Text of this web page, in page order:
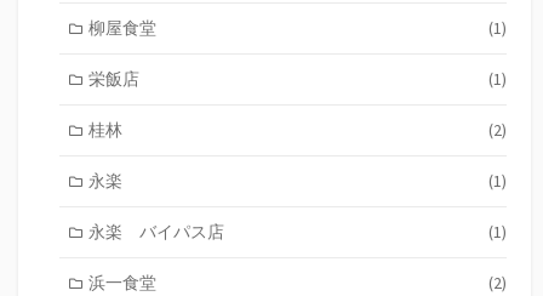
柳屋食堂 (1)
栄飯店 (1)
桂林 (2)
永楽 (1)
永楽 バイパス店 (1)
浜一食堂 (2)